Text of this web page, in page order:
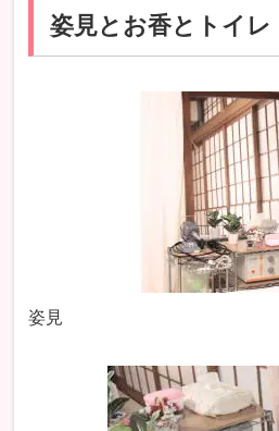
姿見とお香とトイレ
姿見